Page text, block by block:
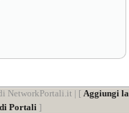
NetworkPortali.it | [ Aggiungi la
Portali ]